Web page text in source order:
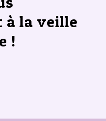
la veille
!